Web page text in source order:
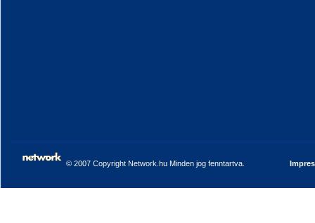
© 2007 Copyright Network.hu Minden jog fenntartva.